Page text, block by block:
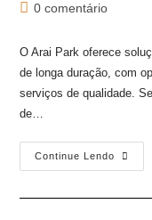
0 comentário
O Arai Park oferece
de longa duração, com
serviços de qualidade.
de…
Continue Lendo